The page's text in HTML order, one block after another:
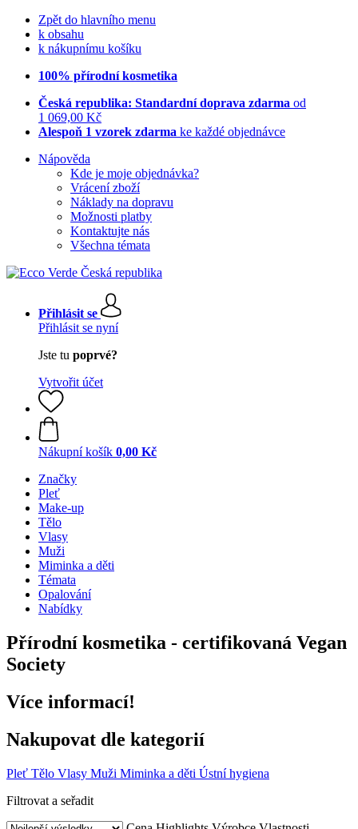
Zpět do hlavního menu
k obsahu
k nákupnímu košíku
100% přírodní kosmetika
Česká republika: Standardní doprava zdarma od
1 069,00 Kč
Alespoň 1 vzorek zdarma ke každé objednávce
Nápověda
Kde je moje objednávka?
Vrácení zboží
Náklady na dopravu
Možnosti platby
Kontaktujte nás
Všechna témata
Přihlásit se
Přihlásit se nyní
Jste tu poprvé?
Vytvořit účet
Nákupní košík 0,00 Kč
Značky
Pleť
Make-up
Tělo
Vlasy
Muži
Miminka a děti
Témata
Opalování
Nabídky
Přírodní kosmetika - certifikovaná Vegan
Society
Více informací!
Nakupovat dle kategorií
Pleť Tělo Vlasy Muži Miminka a děti Ústní hygiena
Filtrovat a seřadit